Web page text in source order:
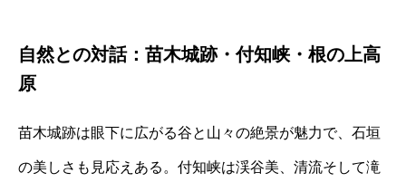
自然との対話：苗木城跡・付知峡・根の上高
原
苗木城跡は眼下に広がる谷と山々の絶景が魅力で、石垣
の美しさも見応えある。付知峡は渓谷美、清流そして滝